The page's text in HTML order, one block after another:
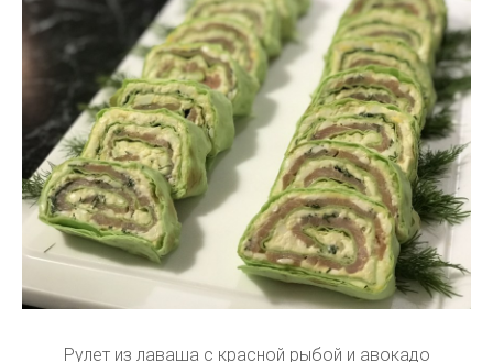
Рулет из лаваша с красной рыбой и авокадо